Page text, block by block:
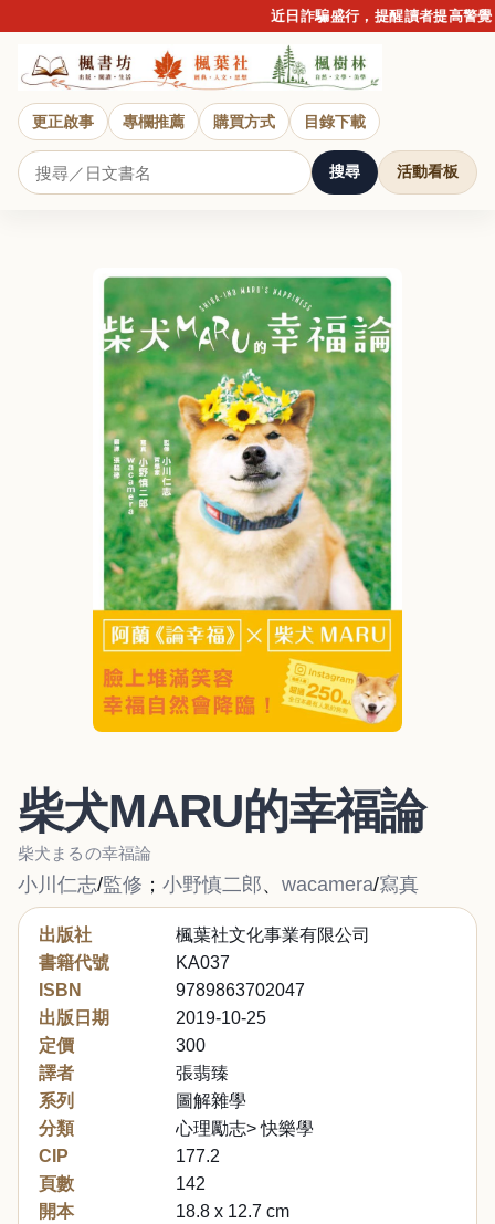
近日詐騙盛行，提醒讀者提高警覺
更正啟事 專欄推薦 購買方式 目錄下載
搜尋 活動看板
柴犬MARU的幸福論
柴犬まるの幸福論
小川仁志/監修 ； 小野慎二郎、 wacamera/寫真
出版社
楓葉社文化事業有限公司
書籍代號
KA037
ISBN
9789863702047
出版日期
2019-10-25
定價
300
譯者
張翡臻
系列
圖解雜學
分類
心理勵志> 快樂學
CIP
177.2
頁數
142
開本
18.8 x 12.7 cm